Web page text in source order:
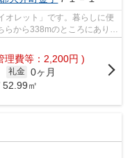
レット」です。暮らしに便
らから338mのところにありま
理費等：2,200円 )
礼金 0ヶ月
52.99㎡